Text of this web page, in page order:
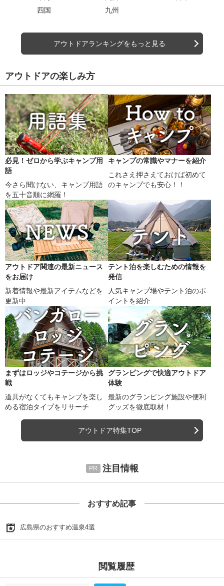
四国
九州
アウトドアランキングをもっと見る
アウトドアの楽しみ方
必見！ゼロから学ぶキャンプ用
語
今さら聞けない、キャンプ用語
を五十音順に網羅！
キャンプの常識やマナーを紹介
これさえ押さえておけば初めて
のキャンプでも安心！！
アウトドア関連の最新ニュース
をお届け
新着情報や最新アイテムなどを
更新中
テント泊を楽しむための情報を
発信
人気キャンプ場やテント泊のポ
イントを紹介
まずはロッジやコテージから挑
戦
道具がなくてもキャンプを楽し
める宿泊タイプをリサーチ
グランピングで快適アウトドア
体験
最新のグランピング施設や便利
グッズを徹底取材！
アウトドア特集TOP
注目情報
おすすめ記事
広島県のおすすめ温泉4選
閲覧履歴